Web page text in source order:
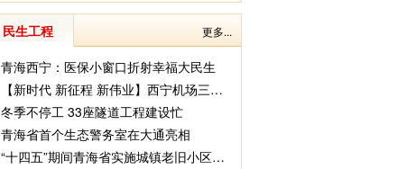
民生工程 更多...
青海西宁：医保小窗口折射幸福大民生
【新时代 新征程 新伟业】西宁机场三期新建T3航站楼新屋面和幕墙工程于11月30日实现封闭
冬季不停工 33座隧道工程建设忙
青海省首个生态警务室在大通亮相
“十四五”期间青海省实施城镇老旧小区改造12.66万套